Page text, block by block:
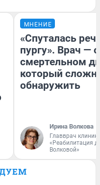
МНЕНИЕ
«Спуталась
пургу». Врач — о
смертельном
который
обнаружить
Ирина Волкова
Главврач
«Реабилитация
Волковой»